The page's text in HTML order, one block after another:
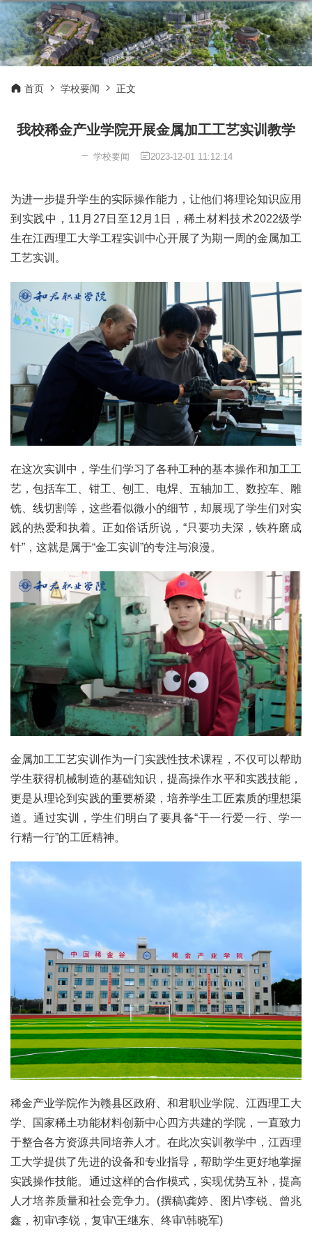
首页 学校要闻 正文
我校稀金产业学院开展金属加工工艺实训教学
学校要闻 2023-12-01 11:12:14
为进一步提升学生的实际操作能力，让他们将理论知识应用
到实践中，11月27日至12月1日，稀土材料技术2022级学
生在江西理工大学工程实训中心开展了为期一周的金属加工
工艺实训。
在这次实训中，学生们学习了各种工种的基本操作和加工工
艺，包括车工、钳工、刨工、电焊、五轴加工、数控车、雕
铣、线切割等，这些看似微小的细节，却展现了学生们对实
践的热爱和执着。正如俗话所说，“只要功夫深，铁杵磨成
针”，这就是属于“金工实训”的专注与浪漫。
金属加工工艺实训作为一门实践性技术课程，不仅可以帮助
学生获得机械制造的基础知识，提高操作水平和实践技能，
更是从理论到实践的重要桥梁，培养学生工匠素质的理想渠
道。通过实训，学生们明白了要具备“干一行爱一行、学一
行精一行”的工匠精神。
稀金产业学院作为赣县区政府、和君职业学院、江西理工大
学、国家稀土功能材料创新中心四方共建的学院，一直致力
于整合各方资源共同培养人才。在此次实训教学中，江西理
工大学提供了先进的设备和专业指导，帮助学生更好地掌握
实践操作技能。通过这样的合作模式，实现优势互补，提高
人才培养质量和社会竞争力。(撰稿\龚婷、图片\李锐、曾兆
鑫，初审\李锐，复审\王继东、终审\韩晓军)